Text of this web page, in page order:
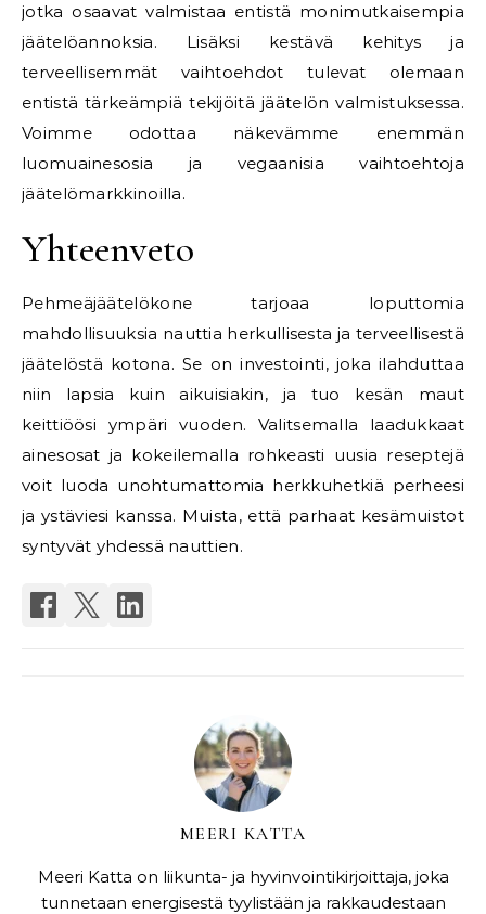
jotka osaavat valmistaa entistä monimutkaisempia
jäätelöannoksia. Lisäksi kestävä kehitys ja
terveellisemmät vaihtoehdot tulevat olemaan
entistä tärkeämpiä tekijöitä jäätelön valmistuksessa.
Voimme odottaa näkevämme enemmän
luomuainesosia ja vegaanisia vaihtoehtoja
jäätelömarkkinoilla.
Yhteenveto
Pehmeäjäätelökone tarjoaa loputtomia
mahdollisuuksia nauttia herkullisesta ja terveellisestä
jäätelöstä kotona. Se on investointi, joka ilahduttaa
niin lapsia kuin aikuisiakin, ja tuo kesän maut
keittiöösi ympäri vuoden. Valitsemalla laadukkaat
ainesosat ja kokeilemalla rohkeasti uusia reseptejä
voit luoda unohtumattomia herkkuhetkiä perheesi
ja ystäviesi kanssa. Muista, että parhaat kesämuistot
syntyvät yhdessä nauttien.
MEERI KATTA
Meeri Katta on liikunta- ja hyvinvointikirjoittaja, joka
tunnetaan energisestä tyylistään ja rakkaudestaan